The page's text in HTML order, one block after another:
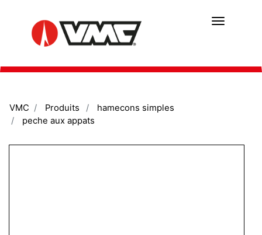
au
contenu
principal
VMC Produits
hamecons simples
peche aux appats